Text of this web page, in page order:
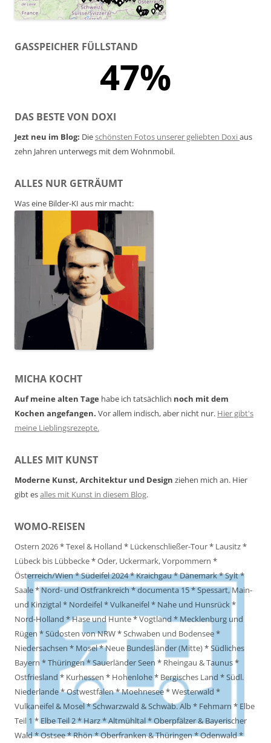
GASSPEICHER FÜLLSTAND
47%
DAS BESTE VON DOXI
Jezt neu im Blog: Dieschönsten Fotos unserer geliebten Doxiaus
zehn Jahren unterwegs mit dem Wohnmobil.
ALLES NUR GETRÄUMT
Was eine Bilder-KI aus mir macht:
MICHA KOCHT
Auf meine alten Tage habe ich tatsächlich noch mit dem
Kochen angefangen. Vor allem indisch, aber nicht nur. Hier gibt's
meine Lieblingsrezepte.
ALLES MIT KUNST
Moderne Kunst, Architektur und Design ziehen mich an. Hier
gibt esalles mit Kunst in diesem Blog.
WOMO-REISEN
Ostern 2026*Texel & Holland * Lückenschließer-Tour* Lausitz*
Lübeck bis Lübbecke*Oder, Uckermark, Vorpommern *
Österreich/Wien*Südeifel 2024*Kraichgau*Dänemark*Sylt*
Saale*Nord- und Ostfrankreich*documenta 15*Spessart, Main-
und Kinzigtal* Nordeifel*Vulkaneifel* Nahe und Hunsrück*
Nord-Holland *Hase und Hunte*Vogtland*Mecklenburg und
Rügen *Südosten von NRW*Schwaben und Bodensee*
Niedersachsen * Mosel*Neue Bundesländer (Mitte)*Südliches
Bayern *Thüringen*Sauerländer Seen * Rheingau & Taunus*
Ostfriesland * Kurhessen * Hohenlohe* Bergisches Land *Südl.
Niederlande*Ostwestfalen*Moehnesee*Westerwald *
Vulkaneifel & Mosel*Schwarzwald & Schwäb. Alb* Fehmarn * Elbe
Teil 1 *Elbe Teil 2*Harz*Altmühltal*Oberpfälzer & Bayerischer
Wald*Ostsee*Rhön*Oberfranken & Thüringen*Odenwald*